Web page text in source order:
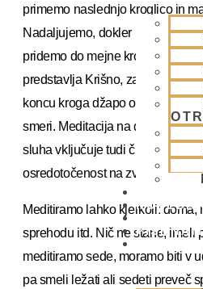
VAŠA
PIŠI NAM
primemo naslednjo kroglico in
Nadaljujemo, dokler mantre ne
pridemo do mejne kroglice. To
predstavlja Krišno, zato preko
koncu kroga džapo obrnemo in
smeri. Meditacija na džapi je
sluha vključuje tudi čutilo tipa,
osredotočenost na zvok mantre.
Meditiramo lahko kjerkoli: doma,
sprehodu itd. Nič ne stane, imeli
meditiramo sede, moramo biti v
pa smeli ležati ali sedeti preveč